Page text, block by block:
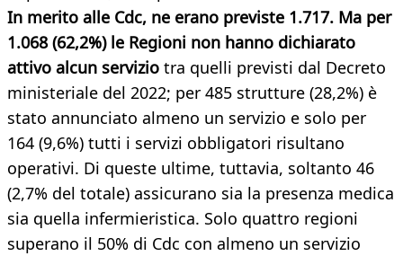
In merito alle Cdc, ne erano previste 1.717. Ma per
1.068 (62,2%) le Regioni non hanno dichiarato
attivo alcun servizio tra quelli previsti dal Decreto
ministeriale del 2022; per 485 strutture (28,2%) è
stato annunciato almeno un servizio e solo per
164 (9,6%) tutti i servizi obbligatori risultano
operativi. Di queste ultime, tuttavia, soltanto 46
(2,7% del totale) assicurano sia la presenza medica
sia quella infermieristica. Solo quattro regioni
superano il 50% di Cdc con almeno un servizio